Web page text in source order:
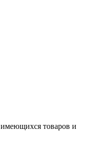
имеющихся товаров и